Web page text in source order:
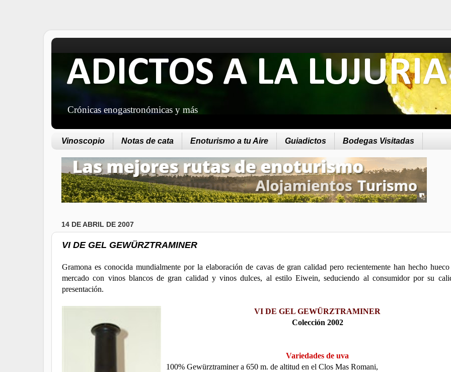
ADICTOS A LA LUJURIA
Crónicas enogastronómicas y más
Vinoscopio Notas de cata Enoturismo a tu Aire Guiadictos Bodegas Visitadas
14 DE ABRIL DE 2007
VI DE GEL GEWÜRZTRAMINER
Gramona es conocida mundialmente por la elaboración de cavas de gran calidad pero recientemente han hecho
mercado con vinos blancos de gran calidad y vinos dulces, al estiloEiwein, seduciendo al consumidor por su
presentación.
VI DE GEL GEWÜRZTRAMINER
Colección 2002
Variedades de uva
100% Gewürztraminera 650 m. de altitud en el Clos Mas Romani,